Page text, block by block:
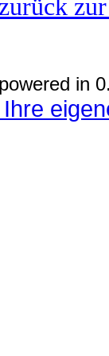
zurück
powered in